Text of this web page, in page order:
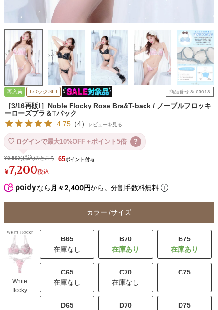
再入荷 TバックSET 商品番号 3c65013
［3/16再販!］Noble Flocky Rose Bra&T-back / ノーブルフロッキ
ーローズブラ＆Tバック
4.75（4） レビューを見る
ログインで最大10%OFF＋ポイント5倍 ?
¥8,580 のところ
¥7,200税込
65
なら 月々2,400円から。分割手数料無料
カラー サイズ
White
flocky
B65
在庫なし
B70 B75
C65
在庫なし
C70
在庫なし
C75
D65
D70
D75